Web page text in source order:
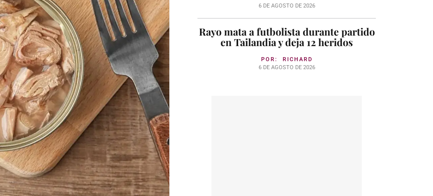
6 DE AGOSTO DE 2026
Rayo mata a futbolista durante partido
en Tailandia y deja 12 heridos
POR: RICHARD
6 DE AGOSTO DE 2026